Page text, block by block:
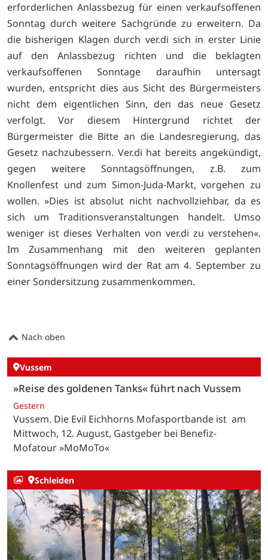
erforderlichen Anlassbezug für einen verkaufsoffenen
Sonntag durch weitere Sachgründe zu erweitern. Da
die bisherigen Klagen durch ver.di sich in erster Linie
auf den Anlassbezug richten und die beklagten
verkaufsoffenen Sonntage daraufhin untersagt
wurden, entspricht dies aus Sicht des Bürgermeisters
nicht dem eigentlichen Sinn, den das neue Gesetz
verfolgt. Vor diesem Hintergrund richtet der
Bürgermeister die Bitte an die Landesregierung, das
Gesetz nachzubessern. Ver.di hat bereits angekündigt,
gegen weitere Sonntagsöffnungen, z.B. zum
Knollenfest und zum Simon-Juda-Markt, vorgehen zu
wollen. »Dies ist absolut nicht nachvollziehbar, da es
sich um Traditionsveranstaltungen handelt. Umso
weniger ist dieses Verhalten von ver.di zu verstehen«.
Im Zusammenhang mit den weiteren geplanten
Sonntagsöffnungen wird der Rat am 4. September zu
einer Sondersitzung zusammenkommen.
Nach oben
Vussem
»Reise des goldenen Tanks« führt nach Vussem
Gestern
Vussem. Die Evil Eichhorns Mofasportbande ist am
Mittwoch, 12. August, Gastgeber bei Benefiz-
Mofatour »MoMoTo«
Schleiden